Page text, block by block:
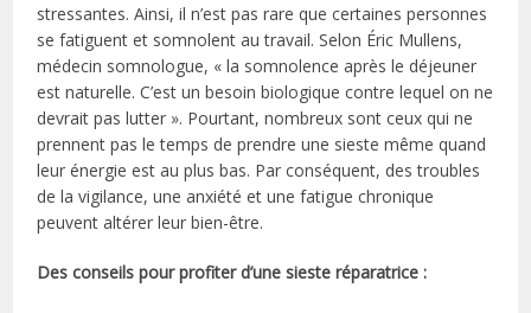
stressantes. Ainsi, il n’est pas rare que certaines personnes
se fatiguent et somnolent au travail. Selon Éric Mullens,
médecin somnologue, « la somnolence après le déjeuner
est naturelle. C’est un besoin biologique contre lequel on ne
devrait pas lutter ». Pourtant, nombreux sont ceux qui ne
prennent pas le temps de prendre une sieste même quand
leur énergie est au plus bas. Par conséquent, des troubles
de la vigilance, une anxiété et une fatigue chronique
peuvent altérer leur bien-être.
Des conseils pour profiter d’une sieste réparatrice :